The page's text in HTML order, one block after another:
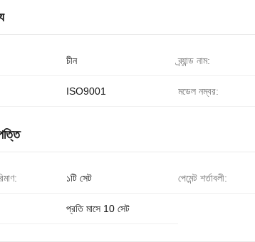
চীন ব্র্যান্ড নাম:
ISO9001 মডেল নম্বর:
১টি সেট পেমেন্ট শর্তাবলী:
প্রতি মাসে 10 সেট